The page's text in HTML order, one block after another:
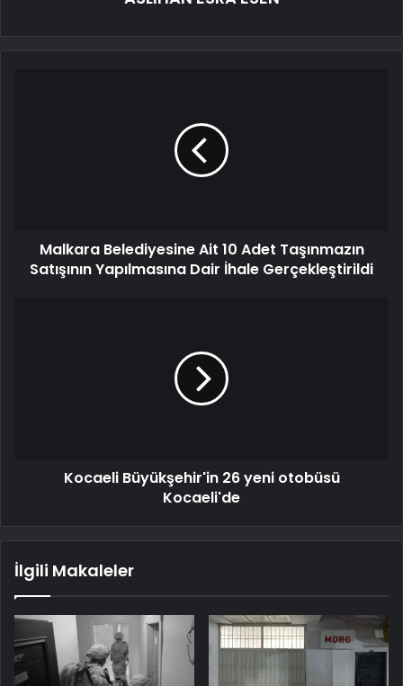
Malkara Belediyesine Ait 10 Adet Taşınmazın
Satışının Yapılmasına Dair İhale Gerçekleştirildi
Kocaeli Büyükşehir'in 26 yeni otobüsü
Kocaeli'de
İlgili Makaleler